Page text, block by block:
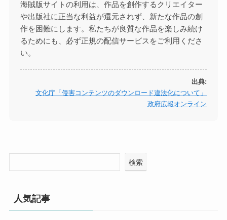
海賊版サイトの利用は、作品を創作するクリエイター
や出版社に正当な利益が還元されず、新たな作品の創
作を困難にします。私たちが良質な作品を楽しみ続け
るためにも、必ず正規の配信サービスをご利用くださ
い。
出典:
文化庁「侵害コンテンツのダウンロード違法化について」
政府広報オンライン
検索
人気記事